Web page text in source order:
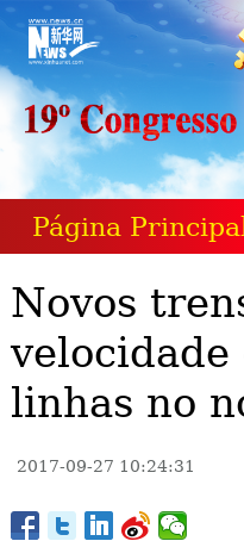
Página
Novos
linhas no
2017-09-27 10:24:31